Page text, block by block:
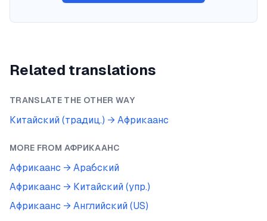
Related translations
TRANSLATE THE OTHER WAY
Китайский (традиц.) → Африкаанс
MORE FROM АФРИКААНС
Африкаанс → Арабский
Африкаанс → Китайский (упр.)
Африкаанс → Английский (US)